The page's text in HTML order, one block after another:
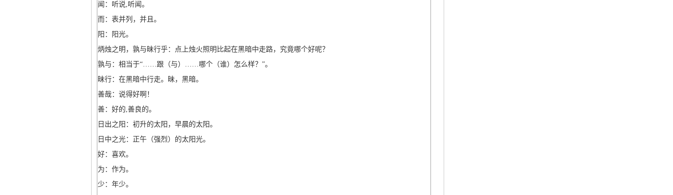
闻：听说,听闻。
而：表并列，并且。
阳：阳光。
炳烛之明，孰与昧行乎：点上烛火照明比起在黑暗中走路，究竟哪个好呢？
孰与：相当于“……跟（与）……哪个（谁）怎么样？”。
昧行：在黑暗中行走。昧，黑暗。
善哉：说得好啊！
善：好的,善良的。
日出之阳：初升的太阳，早晨的太阳。
日中之光：正午（强烈）的太阳光。
好：喜欢。
为：作为。
少：年少。